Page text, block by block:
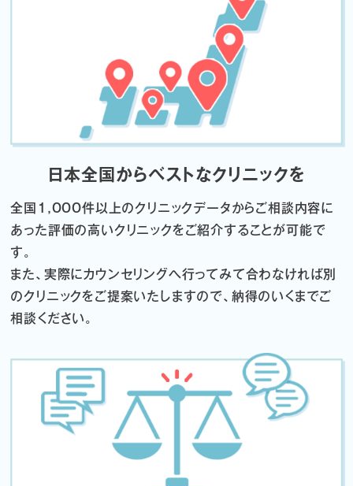
日本全国からベストなクリニックを
全国1,000件以上のクリニックデータからご相談内容に
あった評価の高いクリニックをご紹介することが可能で
す。
また、実際にカウンセリングへ行ってみて合わなければ別
のクリニックをご提案いたしますので、納得のいくまでご
相談ください。